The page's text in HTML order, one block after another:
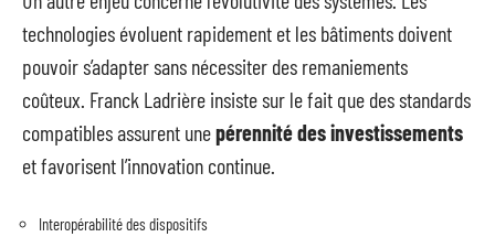
technologies évoluent rapidement et les bâtiments doivent
pouvoir s’adapter sans nécessiter des remaniements
coûteux. Franck Ladrière insiste sur le fait que des standards
compatibles assurent unepérennité des investissements
et favorisent l’innovation continue.
Interopérabilité des dispositifs